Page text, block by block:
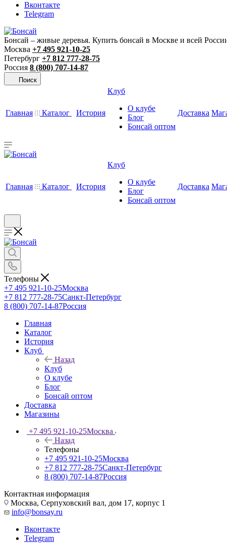
Вконтакте
Telegram
Бонсай – живые деревья. Купить бонсай в Москве и всей
Москва +7 495 921-10-25
Петербург +7 812 777-28-75
Россия 8 (800) 707-14-87
Поиск
Главная Каталог История
Клуб
О клубе
Блог
Бонсай оптом
Доставка
Главная Каталог История
Клуб
О клубе
Блог
Бонсай оптом
Доставка
Телефоны
+7 495 921-10-25Москва
+7 812 777-28-75Санкт-Петербург
8 (800) 707-14-87Россия
Главная
Каталог
История
Клуб
Назад
Клуб
О клубе
Блог
Бонсай оптом
Доставка
Магазины
+7 495 921-10-25Москва
Назад
Телефоны
+7 495 921-10-25Москва
+7 812 777-28-75Санкт-Петербург
8 (800) 707-14-87Россия
Контактная информация
Москва, Cерпуховский вал, дом 17, корпус 1
info@bonsay.ru
Вконтакте
Telegram